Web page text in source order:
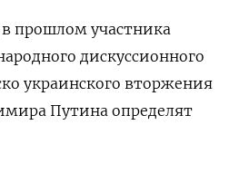
прошлом участника
дискуссионного
украинского вторжения
Путина определят